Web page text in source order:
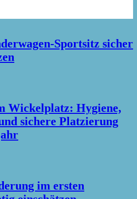
Sportsitz sicher
Wickelplatz: Hygiene,
sichere Platzierung
im ersten